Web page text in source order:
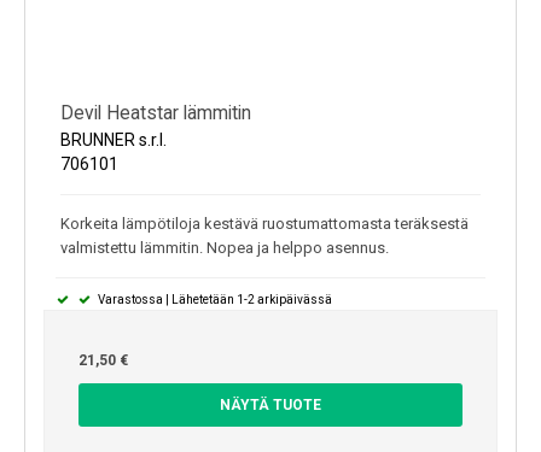
Devil Heatstar lämmitin
BRUNNER s.r.l.
706101
Korkeita lämpötiloja kestävä ruostumattomasta teräksestä
valmistettu lämmitin. Nopea ja helppo asennus.
Varastossa | Lähetetään 1-2 arkipäivässä
21,50 €
NÄYTÄ TUOTE